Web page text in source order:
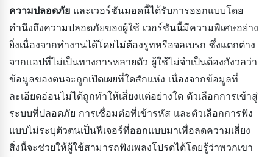
ความปลอดภัย และเวอร์ชันมอดนี้ได้รับการออกแบบโดย
คำนึงถึงความปลอดภัยของผู้ใช้ เวอร์ชันนี้มีความพิเศษอย่าง
ยิ่งเนื่องจากทำงานได้โดยไม่ต้องรูทหรือจลเบรก ซึ่งแตกต่าง
จากแอปที่ไม่เป็นทางการหลายตัว ผู้ใช้ไม่จำเป็นต้องกังวลว่า
ข้อมูลของตนจะถูกเปิดเผยที่ใดสักแห่ง เนื่องจากข้อมูลที่
ละเอียดอ่อนไม่ได้ถูกทำให้เสี่ยงแต่อย่างใด ตัวเลือกการเข้าสู่
ระบบที่ปลอดภัย การเชื่อมต่อที่เข้ารหัส และตัวเลือกการฟัง
แบบไม่ระบุตัวตนเป็นฟีเจอร์ที่ออกแบบมาเพื่อลดความเสี่ยง
สิ่งนี้จะช่วยให้ผู้ใช้สามารถฟังเพลงโปรดได้โดยรู้ว่าพวกเขา